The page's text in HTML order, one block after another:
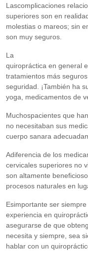
Lascomplicaciones
superiores son en
molestias o mareos; sin
son muy seguros.
La
quiropráctica en general
tratamientos más
seguridad. ¡También ha
yoga, medicamentos de
Muchospacientes que
no necesitaban sus
cuerpo sanara
Adiferencia de los
cervicales superiores no
son altamente
procesos naturales en
Esimportante ser
experiencia en
asegurarse de que
necesita y siempre, sea
hablar con un